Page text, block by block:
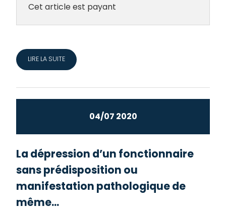
Cet article est payant
LIRE LA SUITE
04/07 2020
La dépression d’un fonctionnaire
sans prédisposition ou
manifestation pathologique de
même...